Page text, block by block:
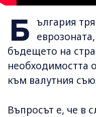
Б ългария
бъдещето на
необходимостта
към валутния
Въпросът е, че в